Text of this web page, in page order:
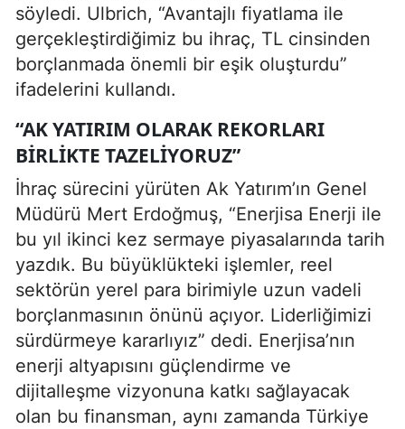
söyledi. Ulbrich, “Avantajlı fiyatlama ile
gerçekleştirdiğimiz bu ihraç, TL cinsinden
borçlanmada önemli bir eşik oluşturdu”
ifadelerini kullandı.
“AK YATIRIM OLARAK REKORLARI
BIRLIKTE TAZELIYORUZ”
İhraç sürecini yürüten Ak Yatırım’ın Genel
Müdürü Mert Erdoğmuş, “Enerjisa Enerji ile
bu yıl ikinci kez sermaye piyasalarında tarih
yazdık. Bu büyüklükteki işlemler, reel
sektörün yerel para birimiyle uzun vadeli
borçlanmasının önünü açıyor. Liderliğimizi
sürdürmeye kararlıyız” dedi. Enerjisa’nın
enerji altyapısını güçlendirme ve
dijitalleşme vizyonuna katkı sağlayacak
olan bu finansman, aynı zamanda Türkiye